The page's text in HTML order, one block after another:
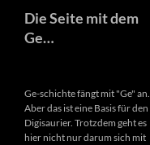
Die Seite mit dem
Ge…
Ge-schichte fängt mit "Ge" an.
Aber das ist eine Basis für den
Digisaurier. Trotzdem geht es
hier nicht nur darum sich mit